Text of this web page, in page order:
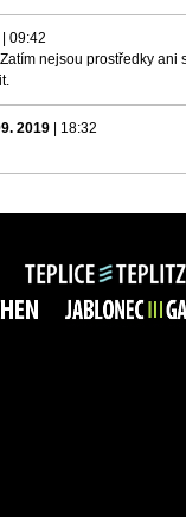
09:42
nejsou prostředky ani
2019 18:32